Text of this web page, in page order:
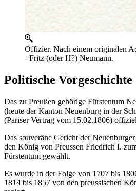
Offizier. Nach einem originalen
- Fritz (oder H?) Neumann.
Politische Vorgeschichte
Das zu Preußen gehörige Fürstentum
(heute der Kanton Neuenburg in der
(Pariser Vertrag vom 15.02.1806)
Das souveräne Gericht der
den König von Preussen Friedrich I.
Fürstentum gewählt.
Es wurde in der Folge von 1707 bis
1814 bis 1857 von den preussischen